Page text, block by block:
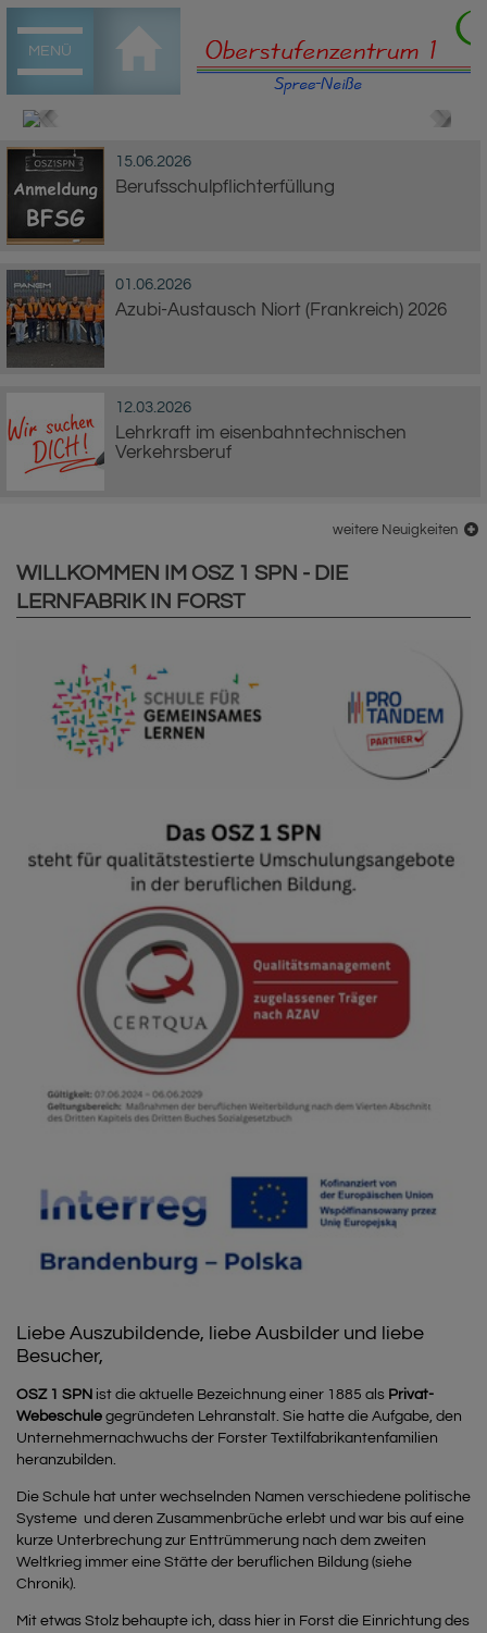
MENÜ
15.06.2026
Berufsschulpflichterfüllung
01.06.2026
Azubi-Austausch Niort (Frankreich) 2026
12.03.2026
Lehrkraft im eisenbahntechnischen
Verkehrsberuf
weitere Neuigkeiten
WILLKOMMEN IM OSZ 1 SPN - DIE
LERNFABRIK IN FORST
Liebe Auszubildende, liebe Ausbilder und liebe
Besucher,
OSZ 1 SPN ist die aktuelle Bezeichnung einer 1885 als Privat-
Webeschule gegründeten Lehranstalt. Sie hatte die Aufgabe, den
Unternehmernachwuchs der Forster Textilfabrikantenfamilien
heranzubilden.
Die Schule hat unter wechselnden Namen verschiedene politische
Systeme und deren Zusammenbrüche erlebt und war bis auf eine
kurze Unterbrechung zur Enttrümmerung nach dem zweiten
Weltkrieg immer eine Stätte der beruflichen Bildung (siehe
Chronik).
Mit etwas Stolz behaupte ich, dass hier in Forst die Einrichtung des